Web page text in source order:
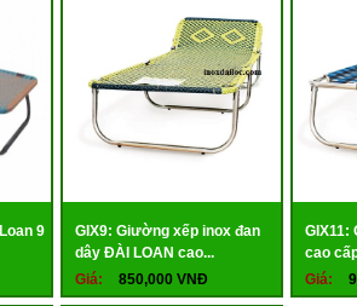
9
GIX9: Giường xếp inox đan
dây ĐÀI LOAN cao...
Giá:
850,000 VNĐ
GIX11:
cao
Giá: